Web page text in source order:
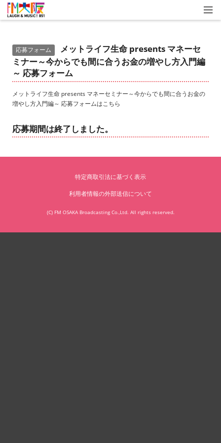
応募フォーム
メットライフ生命 presents マネーセ
ミナー～今からでも間に合うお金の増やし方入門編
～ 応募フォーム
メットライフ生命 presents マネーセミナー～今からでも間に合うお金の
増やし方入門編～ 応募フォームはこちら
応募期間は終了しました。
特定商取引法に基づく表示
利用者情報の外部送信について
(C) FM OSAKA Broadcasting Co.,Ltd. All rights reserved.